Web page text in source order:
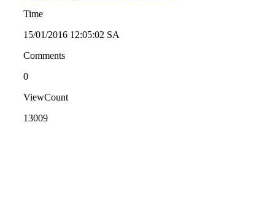
Time
15/01/2016 12:05:02 SA
Comments
0
ViewCount
13009